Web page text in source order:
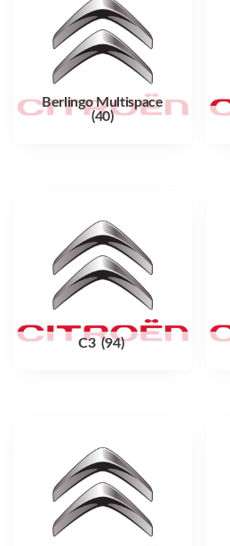
Berlingo Multispace
(40)
C3 (94)